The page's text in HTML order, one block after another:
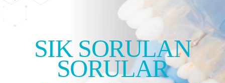
SIK SORULAN
SORULAR